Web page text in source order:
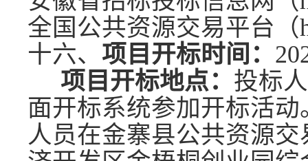
全国公共资源交易平台（
十六、 项目开标时间：
项目开标地点： 投标
面开标系统参加开标活
人员在金寨县公共资源